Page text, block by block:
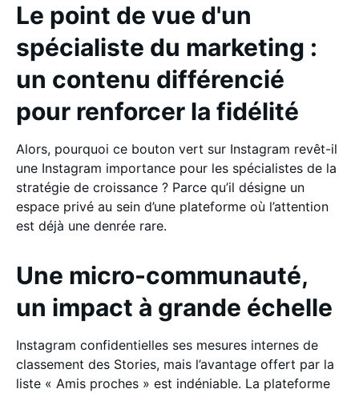
Le point de vue d'un
spécialiste du marketing :
un contenu différencié
pour renforcer la fidélité
Alors, pourquoi ce bouton vert sur Instagram revêt-il
une Instagram importance pour les spécialistes de la
stratégie de croissance ? Parce qu’il désigne un
espace privé au sein d’une plateforme où l’attention
est déjà une denrée rare.
Une micro-communauté,
un impact à grande échelle
Instagram confidentielles ses mesures internes de
classement des Stories, mais l’avantage offert par la
liste « Amis proches » est indéniable. La plateforme